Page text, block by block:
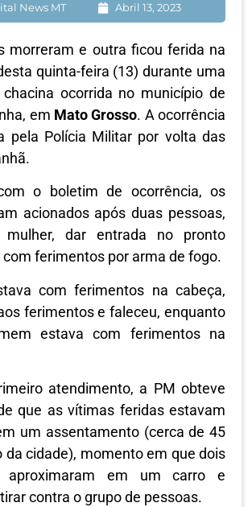
News MT Abril 13, 2023
morreram e outra ficou ferida na
quinta-feira (13) durante uma
ocorrida no município de
em Mato Grosso. A ocorrência
pela Polícia Militar por volta das
o boletim de ocorrência, os
acionados após duas pessoas,
mulher, dar entrada no pronto
ferimentos por arma de fogo.
com ferimentos na cabeça,
ferimentos e faleceu, enquanto
estava com ferimentos na
atendimento, a PM obteve
que as vítimas feridas estavam
um assentamento (cerca de 45
da cidade), momento em que dois
aproximaram em um carro e
contra o grupo de pessoas.